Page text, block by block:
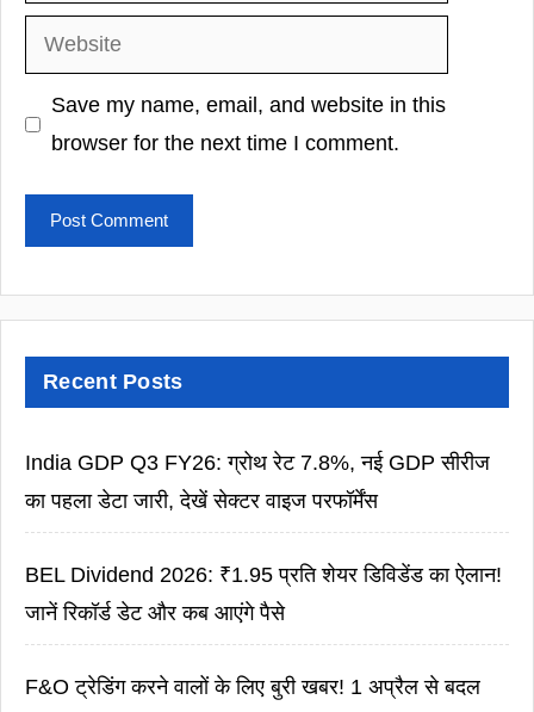
Website
Save my name, email, and website in this
browser for the next time I comment.
Recent Posts
India GDP Q3 FY26: ग्रोथ रेट 7.8%, नई GDP सीरीज
का पहला डेटा जारी, देखें सेक्टर वाइज परफॉर्मेंस
BEL Dividend 2026: ₹1.95 प्रति शेयर डिविडेंड का ऐलान!
जानें रिकॉर्ड डेट और कब आएंगे पैसे
F&O ट्रेडिंग करने वालों के लिए बुरी खबर! 1 अप्रैल से बदल